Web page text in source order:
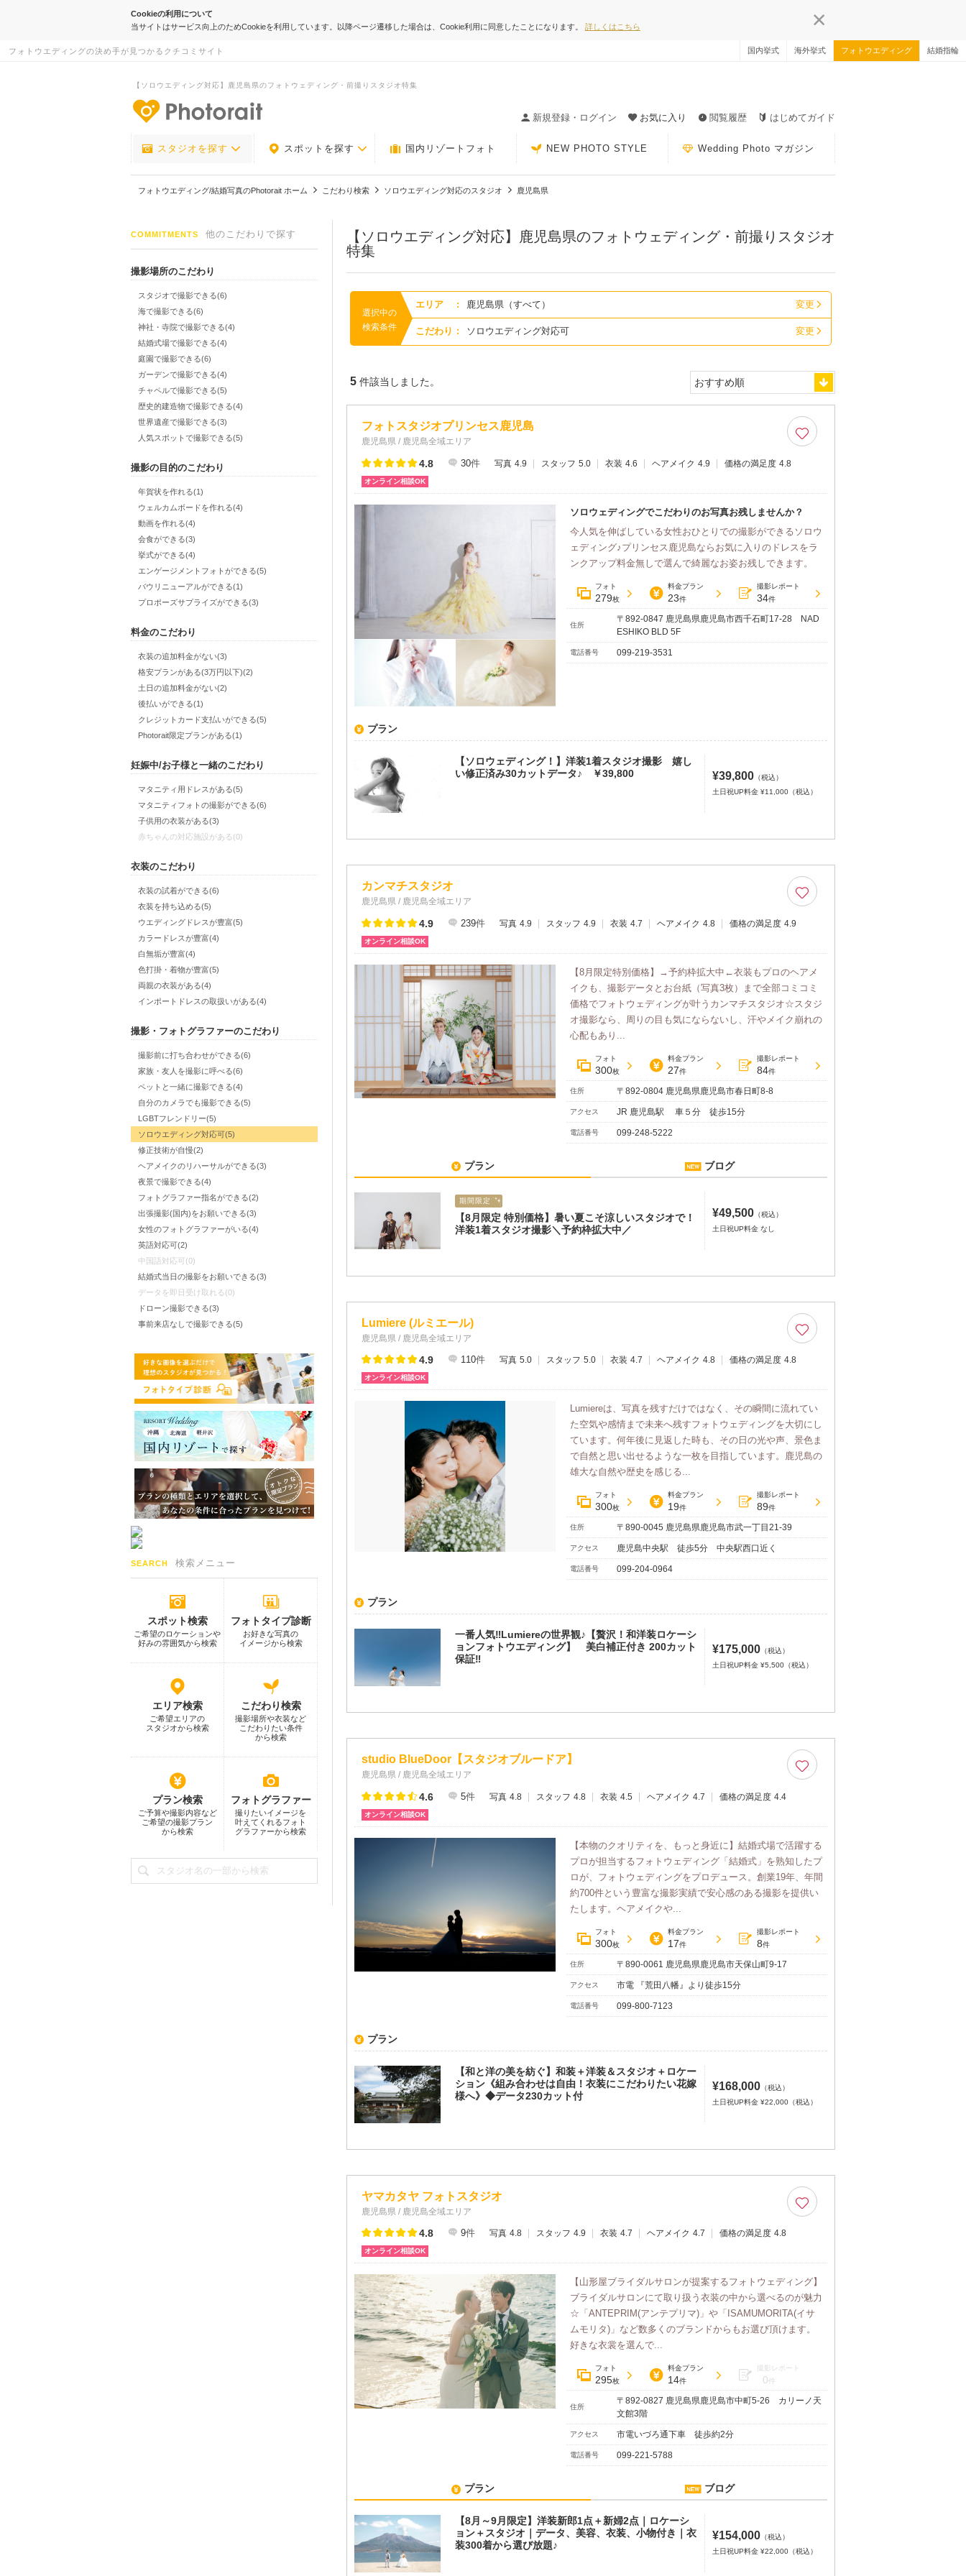
Cookieの利用について
当サイトはサービス向上のためCookieを利用しています。以降ページ遷移した場合は、Cookie利用に同意したことになります。 詳しくはこちら
フォトウエディングの決め手が見つかるクチコミサイト 国内挙式 海外挙式 フォトウエディング 結婚指輪
【ソロウエディング対応】鹿児島県のフォトウェディング・前撮りスタジオ特集
新規登録・ログイン
お気に入り 閲覧履歴 はじめてガイド
スタジオを探す スポットを探す 国内リゾートフォト NEW PHOTO STYLE Wedding Photo マガジン
フォトウエディング/結婚写真のPhotorait ホーム こだわり検索 ソロウエディング対応のスタジオ 鹿児島県
COMMITMENTS 他のこだわりで探す
撮影場所のこだわり
スタジオで撮影できる(6)
海で撮影できる(6)
神社・寺院で撮影できる(4)
結婚式場で撮影できる(4)
庭園で撮影できる(6)
ガーデンで撮影できる(4)
チャペルで撮影できる(5)
歴史的建造物で撮影できる(4)
世界遺産で撮影できる(3)
人気スポットで撮影できる(5)
撮影の目的のこだわり
年賀状を作れる(1)
ウェルカムボードを作れる(4)
動画を作れる(4)
会食ができる(3)
挙式ができる(4)
エンゲージメントフォトができる(5)
バウリニューアルができる(1)
プロポーズサプライズができる(3)
料金のこだわり
衣装の追加料金がない(3)
格安プランがある(3万円以下)(2)
土日の追加料金がない(2)
後払いができる(1)
クレジットカード支払いができる(5)
Photorait限定プランがある(1)
妊娠中/お子様と一緒のこだわり
マタニティ用ドレスがある(5)
マタニティフォトの撮影ができる(6)
子供用の衣装がある(3)
赤ちゃんの対応施設がある(0)
衣装のこだわり
衣装の試着ができる(6)
衣装を持ち込める(5)
ウエディングドレスが豊富(5)
カラードレスが豊富(4)
白無垢が豊富(4)
色打掛・着物が豊富(5)
両親の衣装がある(4)
インポートドレスの取扱いがある(4)
撮影・フォトグラファーのこだわり
撮影前に打ち合わせができる(6)
家族・友人を撮影に呼べる(6)
ペットと一緒に撮影できる(4)
自分のカメラでも撮影できる(5)
LGBTフレンドリー(5)
ソロウエディング対応可(5)
修正技術が自慢(2)
ヘアメイクのリハーサルができる(3)
夜景で撮影できる(4)
フォトグラファー指名ができる(2)
出張撮影(国内)をお願いできる(3)
女性のフォトグラファーがいる(4)
英語対応可(2)
中国語対応可(0)
結婚式当日の撮影をお願いできる(3)
データを即日受け取れる(0)
ドローン撮影できる(3)
事前来店なしで撮影できる(5)
SEARCH 検索メニュー
スポット検索
ご希望のロケーションや
好みの雰囲気から検索
フォトタイプ診断
お好きな写真の
イメージから検索
エリア検索
ご希望エリアの
スタジオから検索
こだわり検索
撮影場所や衣装など
こだわりたい条件
から検索
プラン検索
ご予算や撮影内容など
ご希望の撮影プラン
から検索
フォトグラファー
撮りたいイメージを
叶えてくれるフォト
グラファーから検索
【ソロウエディング対応】鹿児島県のフォトウェディング・前撮りスタジオ
特集
選択中の
検索条件
エリア : 鹿児島県（すべて） 変更
こだわり : ソロウエディング対応可 変更
5 件該当しました。
フォトスタジオプリンセス鹿児島
鹿児島県 / 鹿児島全域エリア
4.8 30件 写真 4.9 スタッフ 5.0 衣装 4.6 ヘアメイク 4.9 価格の満足度 4.8
オンライン相談OK
ソロウェディングでこだわりのお写真お残しませんか？
今人気を伸ばしている女性おひとりでの撮影ができるソロウ
ェディング♪プリンセス鹿児島ならお気に入りのドレスをラ
ンクアップ料金無しで選んで綺麗なお姿お残しできます。
フォト
279枚
料金プラン
23件
撮影レポート
34件
住所
〒892-0847 鹿児島県鹿児島市西千石町17-28 NAD
ESHIKO BLD 5F
電話番号 099-219-3531
プラン
【ソロウェディング！】洋装1着スタジオ撮影 嬉し
い修正済み30カットデータ♪ ￥39,800
¥39,800 （税込）
土日祝UP料金 ¥11,000（税込）
カンマチスタジオ
鹿児島県 / 鹿児島全域エリア
4.9 239件 写真 4.9 スタッフ 4.9 衣装 4.7 ヘアメイク 4.8 価格の満足度 4.9
オンライン相談OK
【8月限定特別価格】→予約枠拡大中←衣装もプロのヘアメ
イクも、撮影データとお台紙（写真3枚）まで全部コミコミ
価格でフォトウェディングが叶うカンマチスタジオ☆スタジ
オ撮影なら、周りの目も気にならないし、汗やメイク崩れの
心配もあり...
フォト
300枚
料金プラン
27件
撮影レポート
84件
住所 〒892-0804 鹿児島県鹿児島市春日町8-8
アクセス JR 鹿児島駅 車５分 徒歩15分
電話番号 099-248-5222
プラン ブログ
期間限定
【8月限定 特別価格】暑い夏こそ涼しいスタジオで！
洋装1着スタジオ撮影＼予約枠拡大中／
¥49,500 （税込）
土日祝UP料金 なし
Lumiere (ルミエール)
鹿児島県 / 鹿児島全域エリア
4.9 110件 写真 5.0 スタッフ 5.0 衣装 4.7 ヘアメイク 4.8 価格の満足度 4.8
オンライン相談OK
Lumiereは、写真を残すだけではなく、その瞬間に流れてい
た空気や感情まで未来へ残すフォトウェディングを大切にし
ています。何年後に見返した時も、その日の光や声、景色ま
で自然と思い出せるような一枚を目指しています。鹿児島の
雄大な自然や歴史を感じる...
フォト
300枚
料金プラン
19件
撮影レポート
89件
住所 〒890-0045 鹿児島県鹿児島市武一丁目21-39
アクセス 鹿児島中央駅 徒歩5分 中央駅西口近く
電話番号 099-204-0964
プラン
一番人気‼︎Lumiereの世界観♪【贅沢！和洋装ロケーシ
ョンフォトウエディング】 美白補正付き 200カット
保証‼︎
¥175,000 （税込）
土日祝UP料金 ¥5,500（税込）
studio BlueDoor【スタジオブルードア】
鹿児島県 / 鹿児島全域エリア
4.6 5件 写真 4.8 スタッフ 4.8 衣装 4.5 ヘアメイク 4.7 価格の満足度 4.4
オンライン相談OK
【本物のクオリティを、もっと身近に】結婚式場で活躍する
プロが担当するフォトウェディング「結婚式」を熟知したプ
ロが、フォトウェディングをプロデュース。創業19年、年間
約700件という豊富な撮影実績で安心感のある撮影を提供い
たします。ヘアメイクや...
フォト
300枚
料金プラン
17件
撮影レポート
8件
住所 〒890-0061 鹿児島県鹿児島市天保山町9-17
アクセス 市電 『荒田八幡』より徒歩15分
電話番号 099-800-7123
プラン
【和と洋の美を紡ぐ】和装＋洋装＆スタジオ＋ロケー
ション《組み合わせは自由！衣装にこだわりたい花嫁
様へ》◆データ230カット付
¥168,000 （税込）
土日祝UP料金 ¥22,000（税込）
ヤマカタヤ フォトスタジオ
鹿児島県 / 鹿児島全域エリア
4.8 9件 写真 4.8 スタッフ 4.9 衣装 4.7 ヘアメイク 4.7 価格の満足度 4.8
オンライン相談OK
【山形屋ブライダルサロンが提案するフォトウェディング】
ブライダルサロンにて取り扱う衣装の中から選べるのが魅力
☆「ANTEPRIM(アンテプリマ)」や「ISAMUMORITA(イサ
ムモリタ)」など数多くのブランドからもお選び頂けます。
好きな衣裳を選んで...
フォト
295枚
料金プラン
14件
撮影レポート
0件
住所
〒892-0827 鹿児島県鹿児島市中町5-26 カリーノ天
文館3階
アクセス 市電いづろ通下車 徒歩約2分
電話番号 099-221-5788
プラン ブログ
【8月～9月限定】洋装新郎1点＋新婦2点｜ロケーシ
ョン＋スタジオ｜データ、美容、衣装、小物付き｜衣
装300着から選び放題♪
¥154,000 （税込）
土日祝UP料金 ¥22,000（税込）